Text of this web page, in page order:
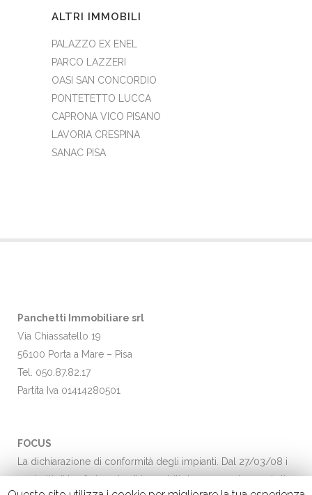
ALTRI IMMOBILI
PALAZZO EX ENEL
PARCO LAZZERI
OASI SAN CONCORDIO
PONTETETTO LUCCA
CAPRONA VICO PISANO
LAVORIA CRESPINA
SANAC PISA
Panchetti Immobiliare srl
Via Chiassatello 19
56100 Porta a Mare – Pisa
Tel. 050.87.82.17
Partita Iva 01414280501
FOCUS
La dichiarazione di conformità degli impianti. Dal 27/03/08 i
contratti di trasferimento di immobili dovranno adeguarsi alla